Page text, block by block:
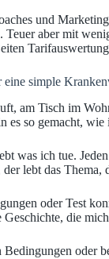
und
Teuer aber mit
simple
am Tisch im
es so gemacht,
was ich tue.
der lebt das
oder Test
die
Bedingungen oder